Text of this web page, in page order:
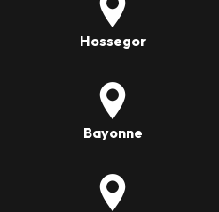
Hossegor
Bayonne